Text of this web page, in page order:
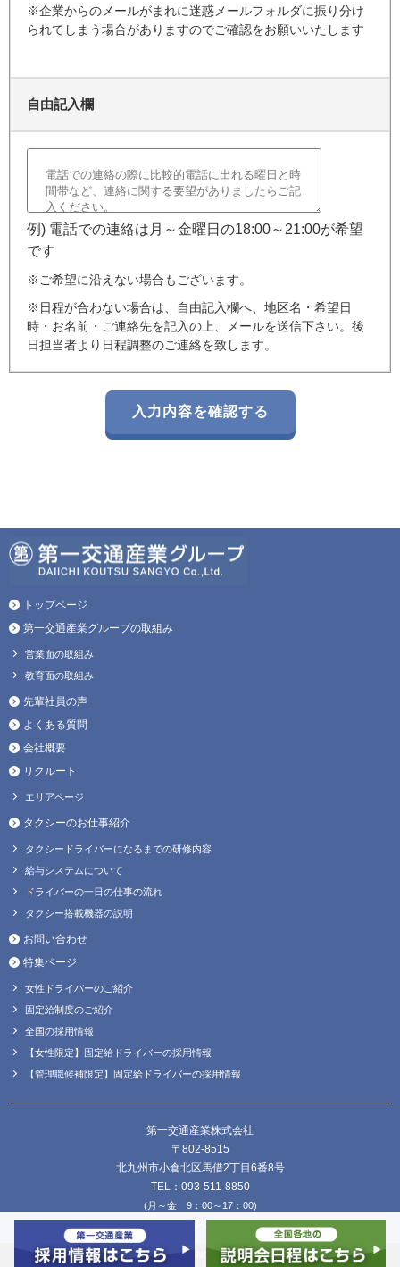
※企業からのメールがまれに迷惑メールフォルダに振り分け
られてしまう場合がありますのでご確認をお願いいたします
自由記入欄
例) 電話での連絡は月～金曜日の18:00～21:00が希望
です
※ご希望に沿えない場合もございます。
※日程が合わない場合は、自由記入欄へ、地区名・希望日
時・お名前・ご連絡先を記入の上、メールを送信下さい。後
日担当者より日程調整のご連絡を致します。
トップページ
第一交通産業グループの取組み
営業面の取組み
教育面の取組み
先輩社員の声
よくある質問
会社概要
リクルート
エリアページ
タクシーのお仕事紹介
タクシードライバーになるまでの研修内容
給与システムについて
ドライバーの一日の仕事の流れ
タクシー搭載機器の説明
お問い合わせ
特集ページ
女性ドライバーのご紹介
固定給制度のご紹介
全国の採用情報
【女性限定】固定給ドライバーの採用情報
【管理職候補限定】固定給ドライバーの採用情報
第一交通産業株式会社
〒802-8515
北九州市小倉北区馬借2丁目6番8号
TEL：093-511-8850
(月～金 9：00～17：00)
FAX：093-511-8838
Copyright © DAIICHI KOUTSU SANGYO Co.,Ltd. all Rights Reserved.